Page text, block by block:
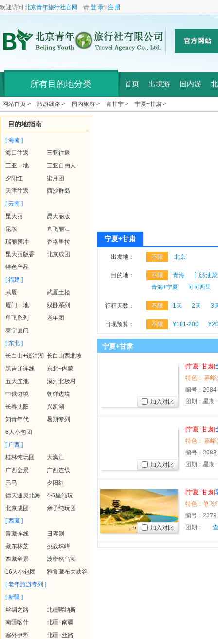
欢迎访问 北京青年旅行社官网 请 登 录 注 册
所有目的地分类 首页 出境游 国内游
网站首页 > 旅游线路 > 国内旅游 > 青甘宁 > 宁夏+甘肃 >
目的地指南
[ 海南 ]
海口往返
三亚往返
三亚一地
三亚自由人
夕阳红
蜜月团
天津往返
西沙群岛
[ 云南 ]
昆大丽
昆大丽版
昆版
直飞丽江
瑞丽腾冲
香格里拉
昆大丽版香
北京成团
特色产品
[ 福建 ]
武厦
武厦土楼
厦门一地
双卧系列
单飞系列
老年团
泰宁厦门
[ 东北 ]
长白山+镜泊湖 长白山西北坡
黑吉辽连线
东北+内蒙
五大连池
漠河北极村
中俄边境
朝鲜边境
长春沈阳
兴凯湖
知青年代
暑期专列
6人小包团
[ 广西 ]
桂林纯玩团
大漓江
广西全景
广西连线
巴马
夕阳红
德天通灵北海
4-5星纯玩
北京成团
亲子纯玩团
[ 西藏 ]
青藏连线
日喀则
藏东林芝
挑战珠峰
西藏全景
波密然乌湖
16人小包团
雅鲁藏布大峡谷
[ 老年旅游专列 ]
[ 新疆 ]
丝绸之路
北疆喀纳斯
南疆喀什
北疆+南疆
塞外伊犁
北疆+丝路
宁夏+甘肃
出发地： 不限 北京
目的地： 不限 青海
门源油
青海+宁夏
可可西里
行程天数： 不限 1天 2天 3
出现预算： 不限 ¥101-200
宁夏+甘肃
[宁夏+甘肃]
特色： 嘉峪
编号： 2984
团期：星期
加入对比
[宁夏+甘肃]
特色： 嘉峪
编号： 2983
团期：星期
加入对比
[宁夏+甘肃]
特色：单飞
编号： 2379
团期：
加入对比